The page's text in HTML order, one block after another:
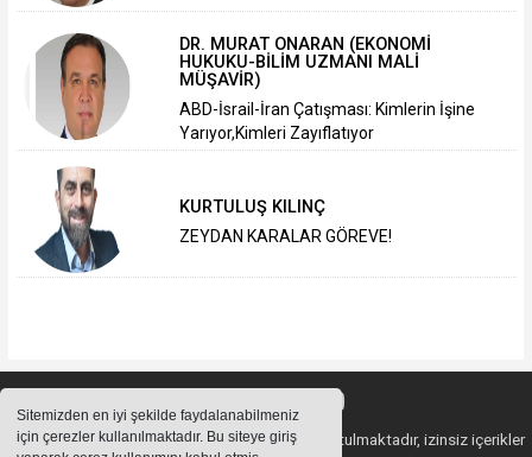
Sitemizden en iyi şekilde faydalanabilmeniz
için çerezler kullanılmaktadır. Bu siteye giriş
DR. MURAT ONARAN (EKONOMİ
HUKUKU-BİLİM UZMANI MALİ
MÜŞAVİR)
ABD-İsrail-İran Çatışması: Kimlerin İşine
Yarıyor,Kimleri Zayıflatıyor
KURTULUŞ KILINÇ
ZEYDAN KARALAR GÖREVE!
Sitemizde bulunan içeriklerin tüm hakları saklı tutulmaktadır, izinsiz içerikler